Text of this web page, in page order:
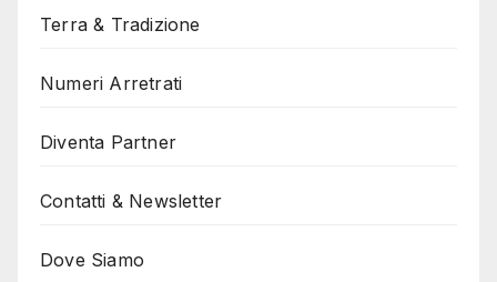
Terra & Tradizione
Numeri Arretrati
Diventa Partner
Contatti & Newsletter
Dove Siamo